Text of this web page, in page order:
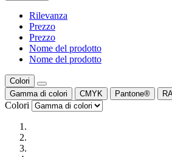
Rilevanza
Prezzo
Prezzo
Nome del prodotto
Nome del prodotto
Colori
Gamma di colori
CMYK Pantone®
Colori